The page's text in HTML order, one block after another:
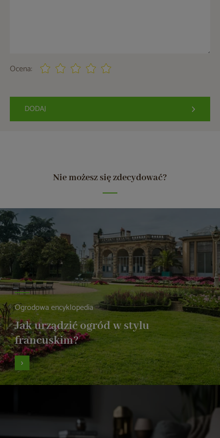
Ocena:
DODAJ
Nie możesz się zdecydować?
Ogrodowa encyklopedia
Jak urządzić ogród w stylu
francuskim?